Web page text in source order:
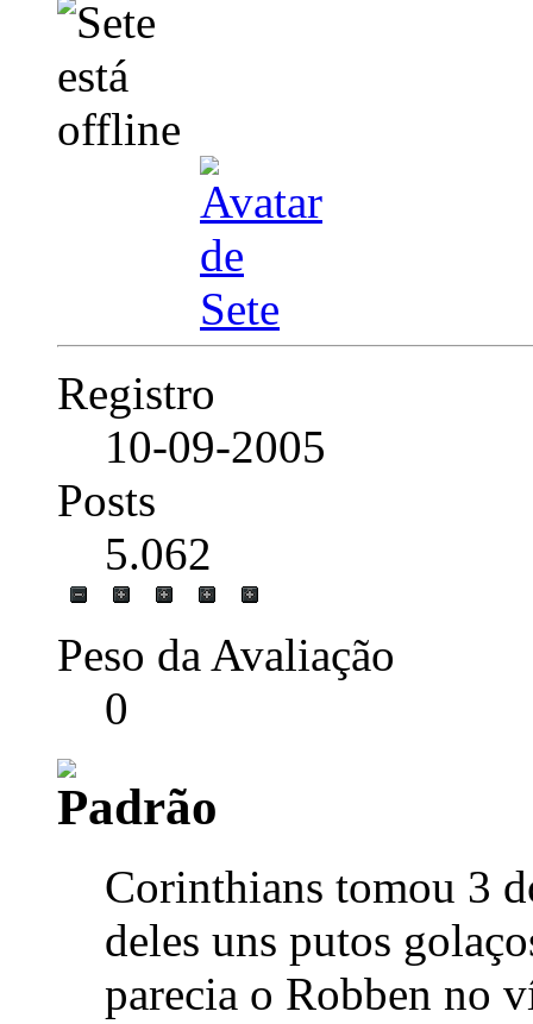
Registro
10-09-2005
Posts
5.062
Peso da Avaliação
0
Corinthians tomou 3
deles uns putos
parecia o Robben no